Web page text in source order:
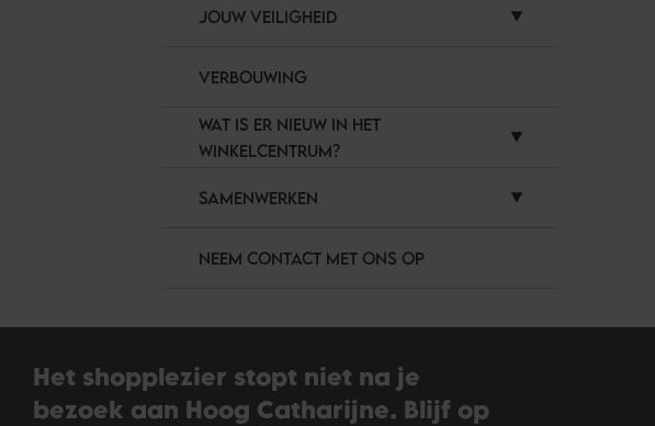
JOUW VEILIGHEID
VERBOUWING
WAT IS ER NIEUW IN HET
WINKELCENTRUM?
SAMENWERKEN
NEEM CONTACT MET ONS OP
Het shopplezier stopt niet na je
bezoek aan Hoog Catharijne. Blijf op